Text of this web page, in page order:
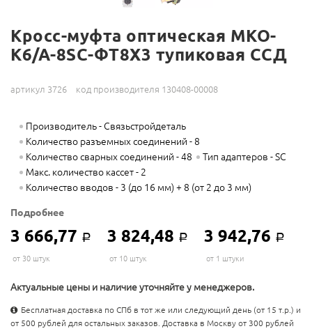
Кросс-муфта оптическая МКО-
К6/А-8SC-ФТ8Х3 тупиковая ССД
артикул 3726 код производителя 130408-00008
Производитель - Связьстройдеталь
Количество разъемных соединений - 8
Количество сварных соединений - 48
Тип адаптеров - SC
Макс. количество кассет - 2
Количество вводов - 3 (до 16 мм) + 8 (от 2 до 3 мм)
Подробнее
3 666,77 Р 3 824,48 Р 3 942,76 Р
от 30 штук от 10 штук от 1 штуки
Актуальные цены и наличие уточняйте у менеджеров.
Бесплатная доставка по СПб в тот же или следующий день (от 15 т.р.) и
от 500 рублей для остальных заказов. Доставка в Москву от 300 рублей